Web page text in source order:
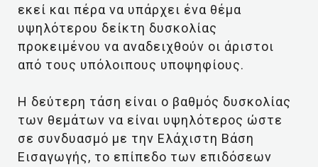
εκεί και πέρα να υπάρχει ένα θέμα
υψηλότερου δείκτη δυσκολίας
προκειμένου να αναδειχθούν οι άριστοι
από τους υπόλοιπους υποψηφίους.
Η δεύτερη τάση είναι ο βαθμός δυσκολίας
των θεμάτων να είναι υψηλότερος ώστε
σε συνδυασμό με την Ελάχιστη Βάση
Εισαγωγής, το επίπεδο των επιδόσεων